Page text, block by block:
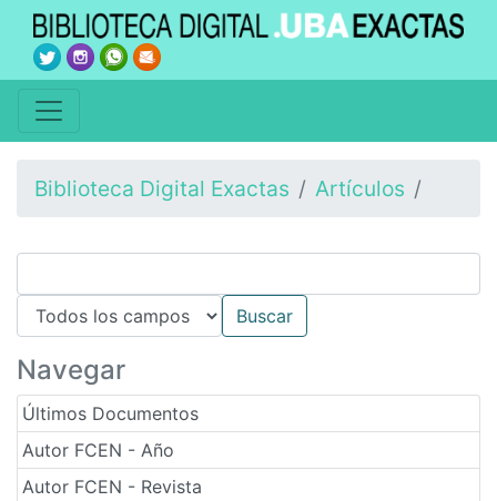
Biblioteca Digital Exactas Artículos
Navegar
Últimos Documentos
Autor FCEN - Año
Autor FCEN - Revista